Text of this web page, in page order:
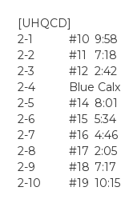
[UHQCD]
2-1
#10 9:58
2-2
#11
7:18
2-3
#12 2:42
2-4
Blue Calx
2-5
#14 8:01
2-6
#15 5:34
2-7
#16 4:46
2-8
#17 2:05
2-9
#18 7:17
2-10
#19 10:15